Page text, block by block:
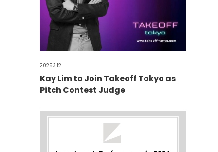
2025.3.12
Kay Lim to Join Takeoff Tokyo as
Pitch Contest Judge